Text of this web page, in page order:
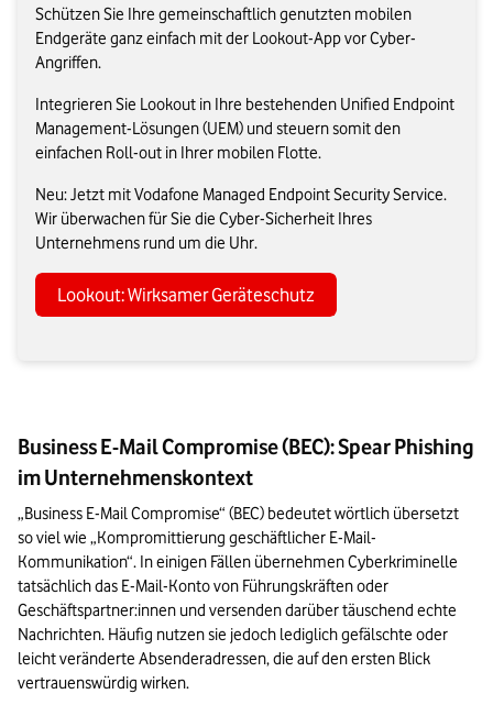
Schützen Sie Ihre gemeinschaftlich genutzten mobilen
Endgeräte ganz einfach mit der Lookout-App vor Cyber-
Angriffen.
Integrieren Sie Lookout in Ihre bestehenden Unified Endpoint
Management-Lösungen (UEM) und steuern somit den
einfachen Roll-out in Ihrer mobilen Flotte.
Neu: Jetzt mit Vodafone Managed Endpoint Security Service.
Wir überwachen für Sie die Cyber-Sicherheit Ihres
Unternehmens rund um die Uhr.
Lookout: Wirksamer Geräteschutz
Business E-Mail Compromise (BEC): Spear Phishing
im Unternehmenskontext
„Business E-Mail Compromise“ (BEC) bedeutet wörtlich übersetzt
so viel wie „Kompromittierung geschäftlicher E-Mail-
Kommunikation“. In einigen Fällen übernehmen Cyberkriminelle
tatsächlich das E-Mail-Konto von Führungskräften oder
Geschäftspartner:innen und versenden darüber täuschend echte
Nachrichten. Häufig nutzen sie jedoch lediglich gefälschte oder
leicht veränderte Absenderadressen, die auf den ersten Blick
vertrauenswürdig wirken.